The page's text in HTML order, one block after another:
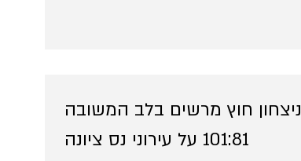
ניצחון חוץ מרשים בלב המשובה
101:81 על עירוני נס ציונה